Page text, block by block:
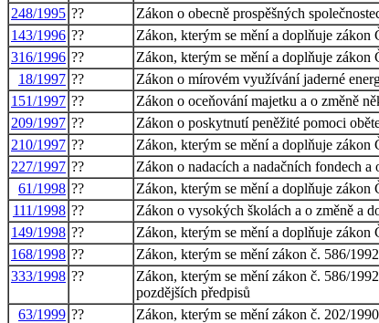
248/1995 ??
Zákon o obecně prospěšných
143/1996 ??
Zákon, kterým se mění a doplňuje zákon
316/1996 ??
Zákon, kterým se mění a doplňuje zákon
18/1997 ??
Zákon o mírovém využívání jaderné
151/1997 ??
Zákon o oceňování majetku a o změně
209/1997 ??
Zákon o poskytnutí peněžité pomoci
210/1997 ??
Zákon, kterým se mění a doplňuje zákon
227/1997 ??
Zákon o nadacích a nadačních fondech
61/1998 ??
Zákon, kterým se mění a doplňuje zákon
111/1998 ??
Zákon o vysokých školách a o změně a
149/1998 ??
Zákon, kterým se mění a doplňuje zákon
168/1998 ??
Zákon, kterým se mění zákon č. 586/
333/1998 ??
Zákon, kterým se mění zákon č. 586/
pozdějších předpisů
63/1999 ??
Zákon, kterým se mění zákon č. 202/